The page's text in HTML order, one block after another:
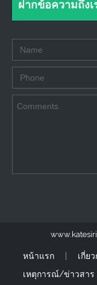
ฝากข้อความถึงเ
หน้าแรก เกี่ย
เหตุการณ์/ข่าวสาร